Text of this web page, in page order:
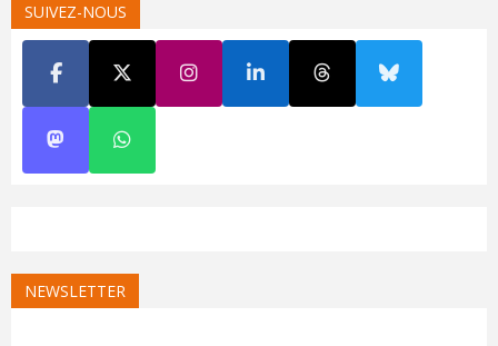
SUIVEZ-NOUS
NEWSLETTER